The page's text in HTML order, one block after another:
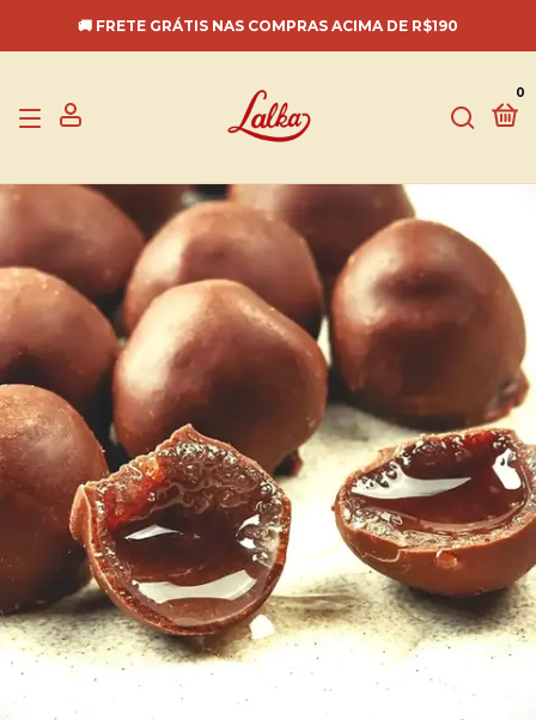
🚚 FRETE GRÁTIS NAS COMPRAS ACIMA DE R$190
0